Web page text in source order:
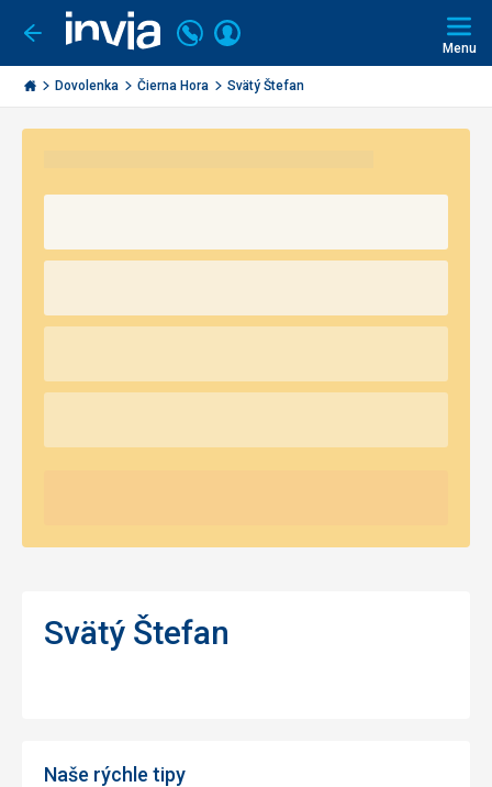
Ísť
späť
Invia.sk
Volajte
+421
2
3221
Prihlásiť
Menu
Dovolenka Čierna Hora Svätý Štefan
Svätý Štefan
Naše rýchle tipy